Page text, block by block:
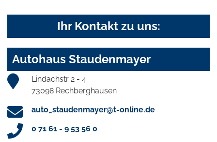
Ihr Kontakt zu uns:
Autohaus Staudenmayer
Lindachstr 2 - 4
73098 Rechberghausen
auto_staudenmayer@t-online.de
0 71 61 - 9 53 56 0